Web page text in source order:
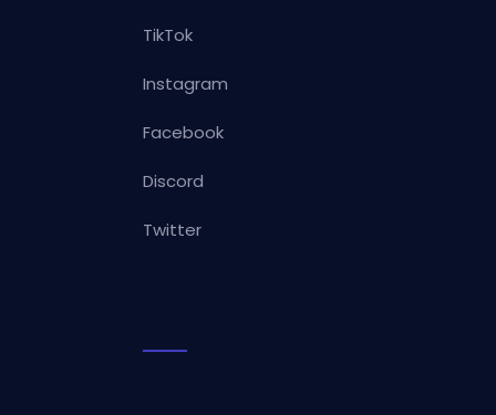
TikTok
Instagram
Facebook
Discord
Twitter